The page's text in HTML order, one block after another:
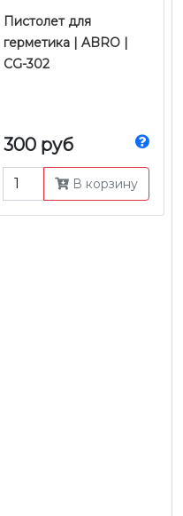
Пистолет для
герметика | ABRO |
CG-302
300 руб
В корзину